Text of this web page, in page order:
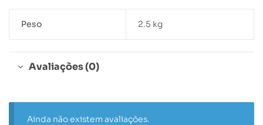
Peso 2.5 kg
Avaliações (0)
Ainda não existem avaliações.